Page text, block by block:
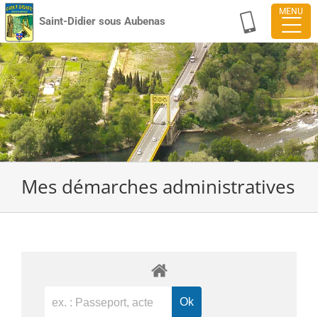
Passer
au
contenu
Saint-Didier sous Aubenas
Mes démarches administratives